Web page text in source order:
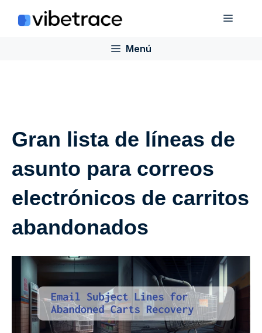
Menú
Menú
Gran lista de líneas de
asunto para correos
electrónicos de carritos
abandonados